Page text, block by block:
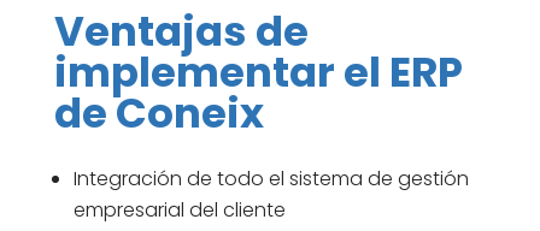
Ventajas de
implementar el ERP
de Coneix
Integración de todo el sistema de gestión
empresarial del cliente